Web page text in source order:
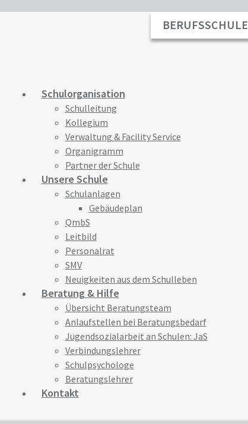
BERUFSSCHULE
Schulorganisation
Schulleitung
Kollegium
Verwaltung & Facility Service
Organigramm
Partner der Schule
Unsere Schule
Schulanlagen
Gebäudeplan
QmbS
Leitbild
Personalrat
SMV
Neuigkeiten aus dem Schulleben
Beratung & Hilfe
Übersicht Beratungsteam
Anlaufstellen bei Beratungsbedarf
Jugendsozialarbeit an Schulen: JaS
Verbindungslehrer
Schulpsychologe
Beratungslehrer
Kontakt